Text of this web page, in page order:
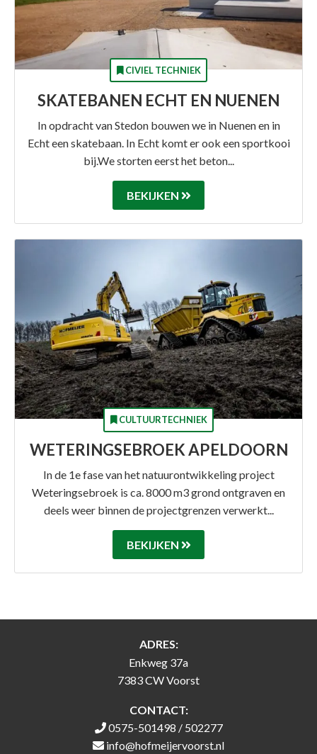
CIVIEL TECHNIEK
SKATEBANEN ECHT EN NUENEN
In opdracht van Stedon bouwen we in Nuenen en in
Echt een skatebaan. In Echt komt er ook een sportkooi
bij.We storten eerst het beton...
BEKIJKEN
CULTUURTECHNIEK
WETERINGSEBROEK APELDOORN
In de 1e fase van het natuurontwikkeling project
Weteringsebroek is ca. 8000 m3 grond ontgraven en
deels weer binnen de projectgrenzen verwerkt...
BEKIJKEN
ADRES:
Enkweg 37a
7383 CW Voorst
CONTACT:
0575-501498 / 502277
info@hofmeijervoorst.nl